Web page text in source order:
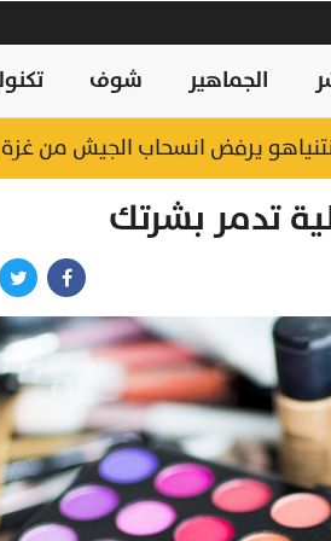
الجماهير شوف
يرفض انسحاب الجيش من غزة